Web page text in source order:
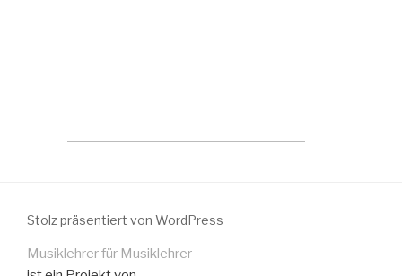
Stolz präsentiert von WordPress
Musiklehrer für Musiklehrer